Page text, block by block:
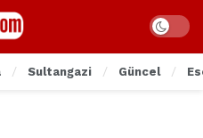
Sultangazi Güncel